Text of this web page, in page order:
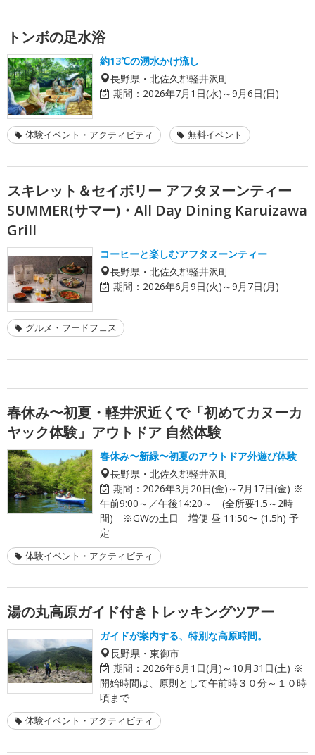
トンボの足水浴
約13℃の湧水かけ流し
長野県・北佐久郡軽井沢町
期間： 2026年7月1日(水)～9月6日(日)
体験イベント・アクティビティ 無料イベント
スキレット＆セイボリー アフタヌーンティー
SUMMER(サマー)・All Day Dining Karuizawa
Grill
コーヒーと楽しむアフタヌーンティー
長野県・北佐久郡軽井沢町
期間： 2026年6月9日(火)～9月7日(月)
グルメ・フードフェス
春休み〜初夏・軽井沢近くで「初めてカヌーカ
ヤック体験」アウトドア 自然体験
春休み〜新緑〜初夏のアウトドア外遊び体験
長野県・北佐久郡軽井沢町
期間： 2026年3月20日(金)～7月17日(金) ※
午前9:00～／午後14:20～ (全所要1.5～2時
間) ※GWの土日 増便 昼 11:50〜 (1.5h) 予
定
体験イベント・アクティビティ
湯の丸高原ガイド付きトレッキングツアー
ガイドが案内する、特別な高原時間。
長野県・東御市
期間： 2026年6月1日(月)～10月31日(土) ※
開始時間は、原則として午前時３０分～１０時
頃まで
体験イベント・アクティビティ